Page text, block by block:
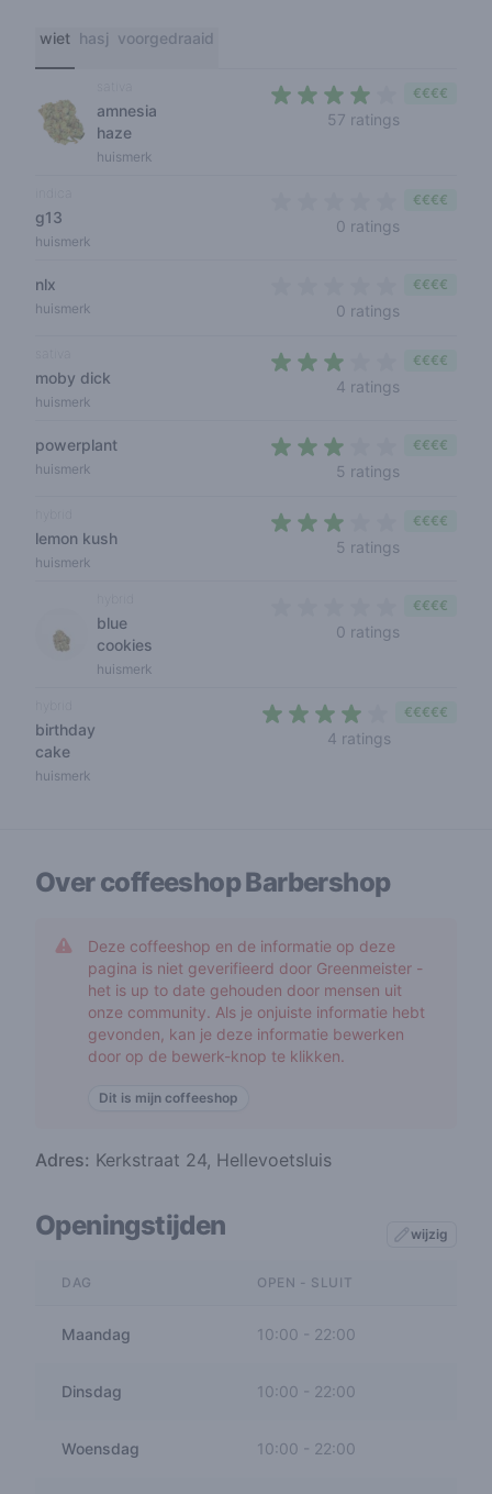
wiet hasj voorgedraaid
amnesia
haze
huismerk
57 ratings
€€€€
g13
huismerk
0 ratings
€€€€
nlx
huismerk 0 ratings
€€€€
moby dick
huismerk
4 ratings
€€€€
powerplant
huismerk 5 ratings
€€€€
lemon kush
huismerk
5 ratings
€€€€
blue
cookies
huismerk
0 ratings
€€€€
birthday
cake
huismerk
4 ratings
€€€€€
Over coffeeshopBarbershop
Deze coffeeshop en de informatie op deze
pagina is niet geverifieerd door Greenmeister -
het is up to date gehouden door mensen uit
onze community. Als je onjuiste informatie hebt
gevonden, kan je deze informatie bewerken
door op de bewerk-knop te klikken.
Dit is mijn coffeeshop
Adres: Kerkstraat 24, Hellevoetsluis
Openingstijden wijzig
DAG OPEN - SLUIT
Maandag 10:00 - 22:00
Dinsdag 10:00 22:00
Woensdag 10:00 - 22:00